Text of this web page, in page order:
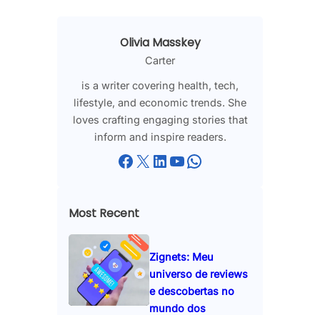
Olivia Masskey
Carter
is a writer covering health, tech,
lifestyle, and economic trends. She
loves crafting engaging stories that
inform and inspire readers.
Facebook X LinkedIn YouTube WhatsApp
Most Recent
Zignets: Meu
universo de reviews
e descobertas no
mundo dos